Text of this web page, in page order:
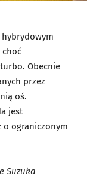
choć
Obecnie
przez
oś.
jest
o ograniczonym
Suzuka